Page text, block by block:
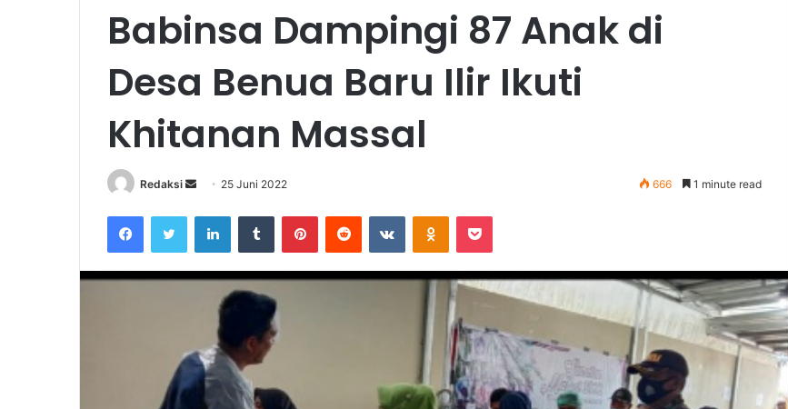
Babinsa Dampingi 87 Anak di
Desa Benua Baru Ilir Ikuti
Khitanan Massal
Redaksi
Send
email
25 Juni 2022 666 1 minute read
FacebookTwitter LinkedInTumblr PinterestReddit VKontakteOdnoklassniki
Pocket